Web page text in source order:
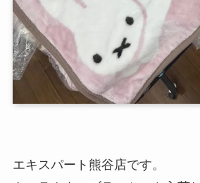
エキスパート熊谷店です。